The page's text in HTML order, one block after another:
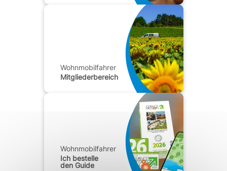
Wohnmobilfahrer
Mitgliederbereich
Wohnmobilfahrer
Ich bestelle
den Guide